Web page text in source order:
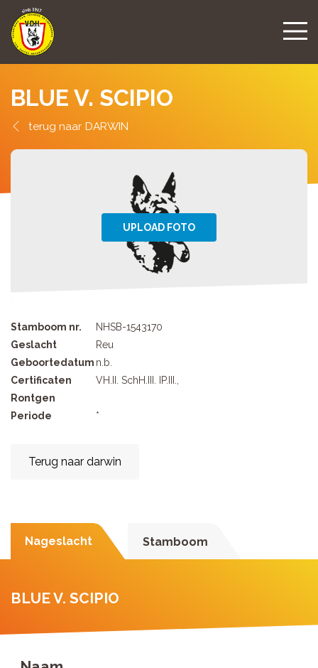
BLUE V. SCIPIO
DARWIN
Stamboom nr.
NHSB-1543170
Geslacht
Reu
Geboortedatum n.b.
Certificaten
VH.II. SchH.III. IP.III.,
Rontgen
Periode
*
Terug naar darwin
Nageslacht Stamboom
BLUE V. SCIPIO